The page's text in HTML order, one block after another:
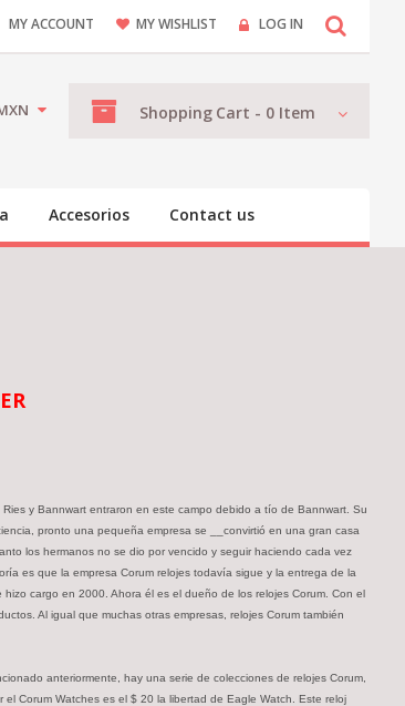
MY ACCOUNT MY WISHLIST LOG IN
Shopping Cart - 0 Item
Accesorios Contact us
y Bannwart entraron en este campo debido a tío de Bannwart. Su
pronto una pequeña empresa se __convirtió en una gran casa
los hermanos no se dio por vencido y seguir haciendo cada vez
es que la empresa Corum relojes todavía sigue y la entrega de la
cargo en 2000. Ahora él es el dueño de los relojes Corum. Con el
Al igual que muchas otras empresas, relojes Corum también
anteriormente, hay una serie de colecciones de relojes Corum,
Corum Watches es el $ 20 la libertad de Eagle Watch. Este reloj